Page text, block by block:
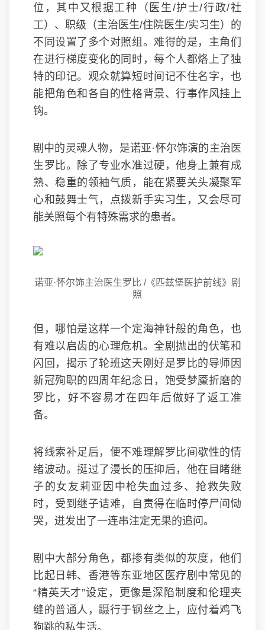
位，其中又根据工种（医生/护士/行政/社
工）、职级（主治医生/住院医生/实习生）的
不同设置了多个对照组。难得的是，主角们
在进行梯度变化的同时，每个人都烙上了独
特的印记。观众就算短时间记不住名字，也
能把角色和各自的性格背景、行事作风挂上
钩。
剧中的灵魂人物，是诺亚·怀尔饰演的主治医
生罗比。除了专业水准过硬，他身上兼有成
熟、稳重的领袖气质，能在紧要关头凝聚军
心和鼓舞士气，点拨新手实习生，又会尽可
能关照每个有特殊需求的患者。
诺亚·怀尔饰主治医生罗比 /《匹兹堡医护前线》剧
照
但，哪怕是这样一个定海神针般的角色，也
有难以启齿的心理危机。全剧抛出的伏笔和
闪回，揭示了轮班这天刚好是罗比的导师因
新冠殉职的四周年纪念日，饱受梦魇折磨的
罗比，好不容易才在四年后做好了返工准
备。
将线索补足后，便不难理解罗比间歇性的情
绪波动。挺过了漫长的压抑后，他在目睹继
子的女友莉亚因中枪失血过多、抢救失败
时，受到继子诘难，自责得在临时停尸间恸
哭，迸发出了一连串注定无果的追问。
剧中大部分角色，都掺有类似的灰度，他们
比起日韩、香港等东亚地区医疗剧中常见的
“精英天才”设定，更像是深陷制度和伦理夹
缝的普通人，蹑行于钢丝之上，应付着鸡飞
狗跳的私生活。